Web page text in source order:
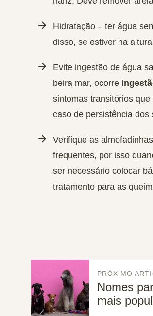
Hidratação – ter água
disso, se estiver na
Evite ingestão de água
beira mar, ocorre
sintomas transitórios
caso de persistência dos
Verifique as
frequentes, por isso
ser necessário colocar
tratamento para as
PRÓXIMO
Nomes
mais